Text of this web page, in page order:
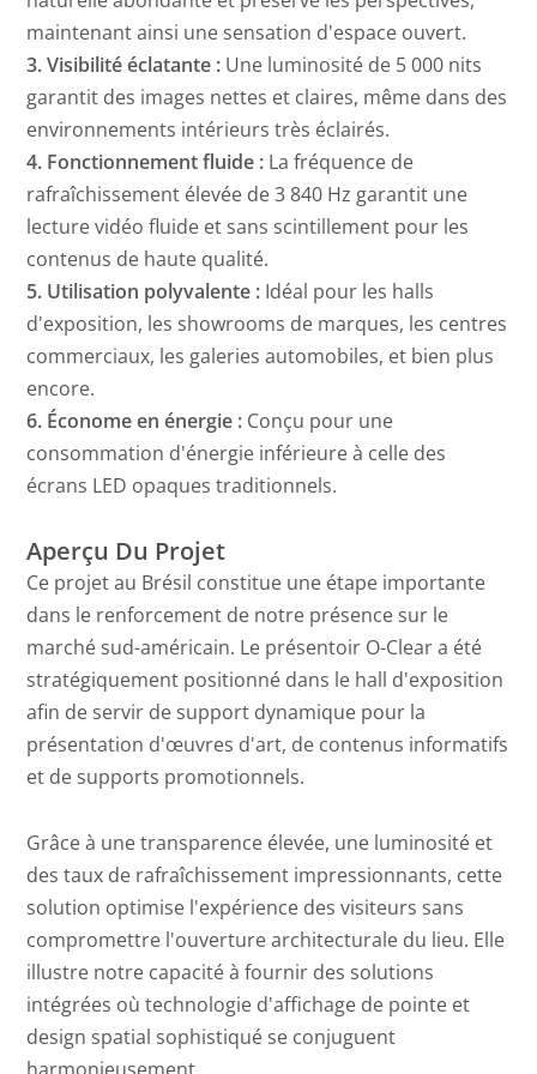
maintenant ainsi une sensation d'espace ouvert.
3. Visibilité éclatante : Une luminosité de 5 000 nits
garantit des images nettes et claires, même dans des
environnements intérieurs très éclairés.
4. Fonctionnement fluide : La fréquence de
rafraîchissement élevée de 3 840 Hz garantit une
lecture vidéo fluide et sans scintillement pour les
contenus de haute qualité.
5. Utilisation polyvalente : Idéal pour les halls
d'exposition, les showrooms de marques, les centres
commerciaux, les galeries automobiles, et bien plus
encore.
6. Économe en énergie : Conçu pour une
consommation d'énergie inférieure à celle des
écrans LED opaques traditionnels.
Aperçu Du Projet
Ce projet au Brésil constitue une étape importante
dans le renforcement de notre présence sur le
marché sud-américain. Le présentoir O-Clear a été
stratégiquement positionné dans le hall d'exposition
afin de servir de support dynamique pour la
présentation d'œuvres d'art, de contenus informatifs
et de supports promotionnels.
Grâce à une transparence élevée, une luminosité et
des taux de rafraîchissement impressionnants, cette
solution optimise l'expérience des visiteurs sans
compromettre l'ouverture architecturale du lieu. Elle
illustre notre capacité à fournir des solutions
intégrées où technologie d'affichage de pointe et
design spatial sophistiqué se conjuguent
harmonieusement.